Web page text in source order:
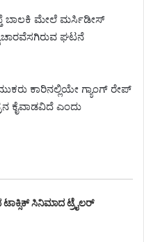
ಬಾಲಕಿ ಮೇಲೆ ಮರ್ಸಿಡೀಸ್
ಘಟನೆ
ಕಾರಿನಲ್ಲಿಯೇ ಗ್ಯಾಂಗ್ ರೇಪ್
ಕೈವಾಡವಿದೆ ಎಂದು
ಸಿನಿಮಾದ ಟ್ರೈಲರ್